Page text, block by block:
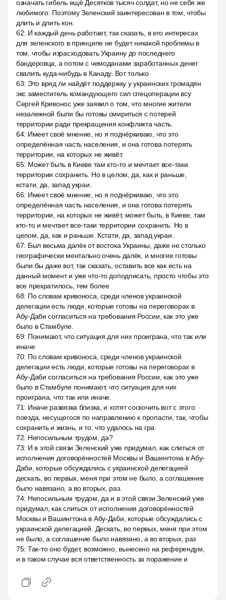
означать гибель ещё Десятков тысяч солдат, но не себя же
любимого. Поэтому Зеленский заинтересован в том, чтобы
длить и длить кон.
62: И каждый день работает, так сказать, в его интересах
для зеленского в принципе не будет никакой проблемы в
том, чтобы израсходовать Украину до последнего
бандеровца, а потом с чемоданами заработанных денег
свалить куда-нибудь в Канаду. Вот только
63: Это вряд ли найдёт поддержку у украинских громадян
экс заместитель командующего сил спецоперации всу
Сергей Кривонос уже заявил о том, что многие жители
незалежной были бы готовы смириться с потерей
территории ради прекращения конфликта часть.
64: Имеет своё мнение, но я подчёркиваю, что это
определённая часть населения, и она готова потерять
территории, на которых не живёт.
65: Может быть в Киеве там кто-то и мечтает все-таки
территории сохранить. Но в целом, да, как и раньше,
кстати, да, запад украи.
66: Имеет своё мнение, но я подчёркиваю, что это
определённая часть населения, и она готова потерять
территории, на которых не живёт, может быть, в Киеве, там
кто-то и мечтает все-таки территории сохранить. Но в
целом, да, как и раньше. Кстати, да, запад украи.
67: Был весьма далёк от востока Украины, даже не столько
географически ментально очень далёк, и многие готовы
были бы даже вот, так сказать, оставить все как есть на
данный момент и уже что-то доподписать, просто чтобы это
все прекратилось, тем более
68: По словам кривоноса, среди членов украинской
делегации есть люди, которые готовы на переговорах в
Абу-Даби согласиться на требования России, как это уже
было в Стамбуле.
69: Понимают, что ситуация для них проиграна, что так или
иначе
70: По словам кривоноса, среди членов украинской
делегации есть люди, которые готовы на переговорах в
Абу-Даби согласиться на требования России, как это уже
было в Стамбуле понимают, что ситуация для них
проиграна, что так или иначе.
71: Иначе развязка близка, и хотят соскочить вот с этого
поезда, несущегося по направлению к пропасти, так, чтобы
сохранить и жизнь, и то, что удалось на гра.
72: Непосильным трудом, да?
73: И в этой связи Зеленский уже придумал, как слиться от
исполнения договорённостей Москвы и Вашингтона в Абу-
Даби, которые обсуждались с украинской делегацией
дескать, во первых, меня при этом не было, а соглашение
было навязано, а во вторых, раз.
74: Непосильным трудом, да и в этой связи Зеленский уже
придумал, как слиться от исполнения договорённостей
Москвы и Вашингтона в Абу-Даби, которые обсуждались с
украинской делегацией. Дескать, во первых, меня при этом
не было, а соглашение было навязано, а во вторых, раз
75: Так-то оно будет, возможно, вынесено на референдум,
и в таком случае вся ответственность за поражение и